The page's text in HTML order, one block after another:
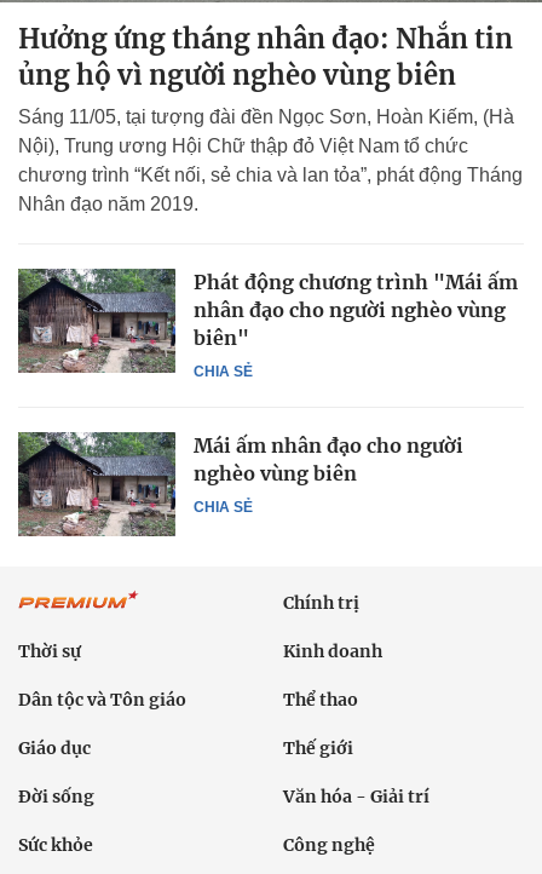
Hưởng ứng tháng nhân đạo: Nhắn tin
ủng hộ vì người nghèo vùng biên
Sáng 11/05, tại tượng đài đền Ngọc Sơn, Hoàn Kiếm, (Hà
Nội), Trung ương Hội Chữ thập đỏ Việt Nam tổ chức
chương trình “Kết nối, sẻ chia và lan tỏa”, phát động Tháng
Nhân đạo năm 2019.
CHIA SẺ
Phát động chương trình "Mái ấm
nhân đạo cho người nghèo vùng
biên"
CHIA SẺ
Mái ấm nhân đạo cho người
nghèo vùng biên
Chính trị
Thời sự Kinh doanh
Dân tộc và Tôn giáo Thể thao
Giáo dục Thế giới
Đời sống Văn hóa - Giải trí
Sức khỏe Công nghệ